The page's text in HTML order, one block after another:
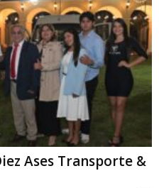
Ases Transporte &